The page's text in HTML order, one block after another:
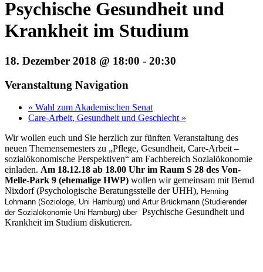
Psychische Gesundheit und
Krankheit im Studium
18. Dezember 2018 @ 18:00 - 20:30
Veranstaltung Navigation
« Wahl zum Akademischen Senat
Care-Arbeit, Gesundheit und Geschlecht »
Wir wollen euch und Sie herzlich zur fünften Veranstaltung des
neuen Themensemesters zu „Pflege, Gesundheit, Care-Arbeit –
sozialökonomische Perspektiven“ am Fachbereich Sozialökonomie
einladen. Am 18.12.18 ab 18.00 Uhr im Raum S 28 des Von-
Melle-Park 9 (ehemalige HWP) wollen wir gemeinsam mit Bernd
Nixdorf (Psychologische Beratungsstelle der UHH), Henning
Lohmann (Soziologe, Uni Hamburg) und Artur Brückmann (Studierender
der Sozialökonomie Uni Hamburg) über Psychische Gesundheit und
Krankheit im Studium diskutieren.